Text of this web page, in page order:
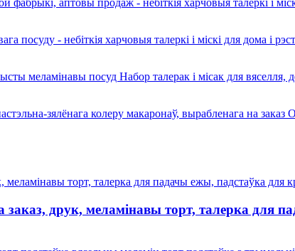
друк, меламінавы торт, талерка для